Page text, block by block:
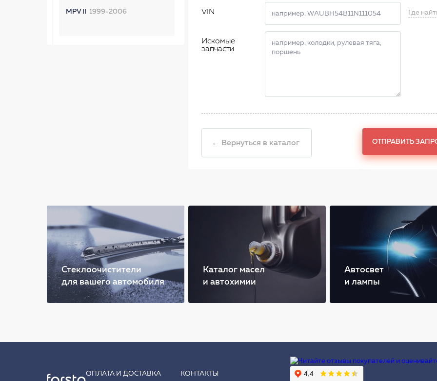
MPV II 1999-2006 VIN Где
Искомые
запчасти
← Вернуться в каталог ОТПРАВИТЬ
Стеклоочистители
для вашего автомобиля
Каталог масел
и автохимии
Автосвет
и лампы
ОПЛАТА И ДОСТАВКА КОНТАКТЫ